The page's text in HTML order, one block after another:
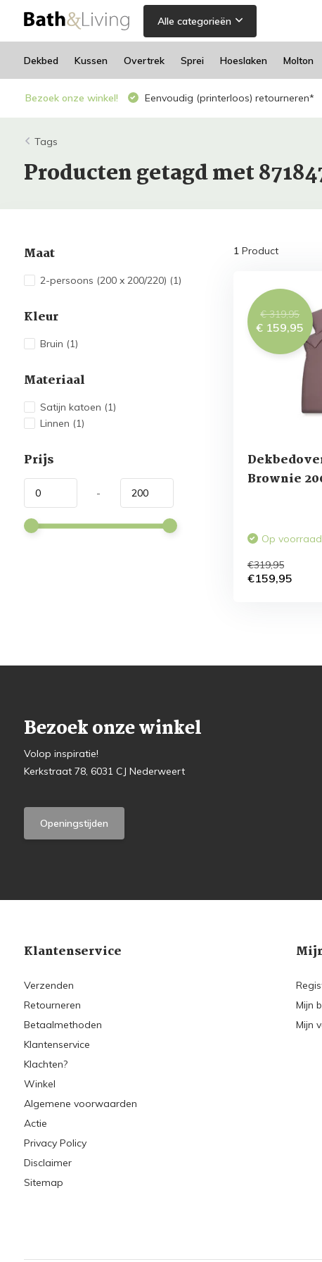
Alle categorieën
Dekbed Kussen Overtrek Sprei Hoeslaken Molton
Bezoek onze winkel! Eenvoudig (printerloos) retourneren*
Tags
Producten getagd met
Maat
2-persoons (200 x 200/220) (1)
Kleur
Bruin (1)
Materiaal
Satijn katoen (1)
Linnen (1)
Prijs
-
1Product
€ 319,95
€ 159,95
Brownie
Op voorraad
€319,95
€159,95
Bezoek onze winkel
Volop inspiratie!
Kerkstraat 78, 6031 CJ Nederweert
Openingstijden
Klantenservice
Verzenden
Retourneren
Betaalmethoden
Klantenservice
Klachten?
Winkel
Algemene voorwaarden
Actie
Privacy Policy
Disclaimer
Sitemap
Mijn
Mijn